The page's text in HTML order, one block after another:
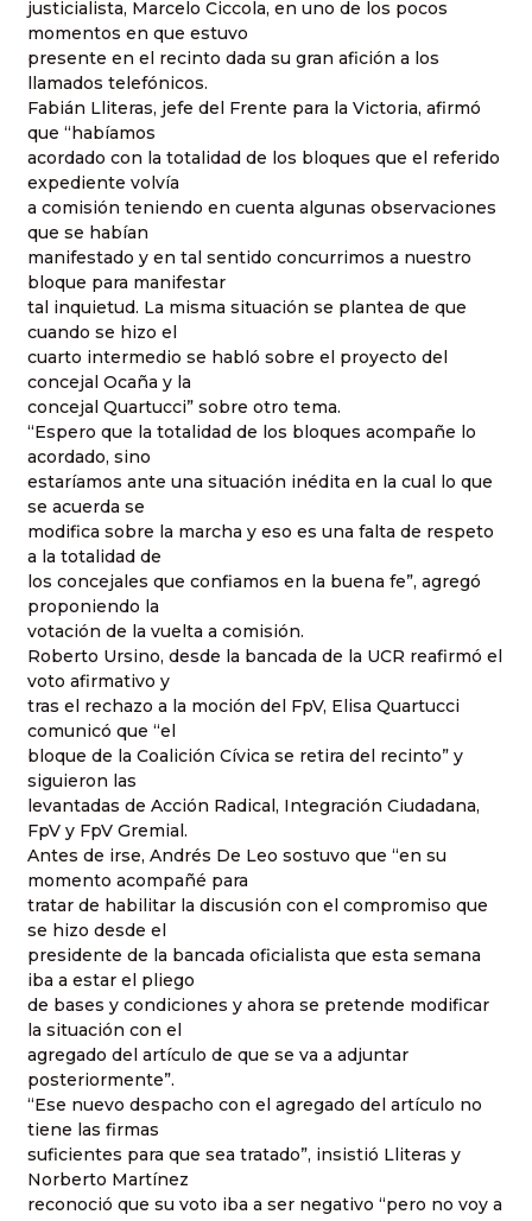
justicialista, Marcelo Ciccola, en uno de los pocos
momentos en que estuvo
presente en el recinto dada su gran afición a los
llamados telefónicos.
Fabián Lliteras, jefe del Frente para la Victoria, afirmó
que “habíamos
acordado con la totalidad de los bloques que el referido
expediente volvía
a comisión teniendo en cuenta algunas observaciones
que se habían
manifestado y en tal sentido concurrimos a nuestro
bloque para manifestar
tal inquietud. La misma situación se plantea de que
cuando se hizo el
cuarto intermedio se habló sobre el proyecto del
concejal Ocaña y la
concejal Quartucci” sobre otro tema.
“Espero que la totalidad de los bloques acompañe lo
acordado, sino
estaríamos ante una situación inédita en la cual lo que
se acuerda se
modifica sobre la marcha y eso es una falta de respeto
a la totalidad de
los concejales que confiamos en la buena fe”, agregó
proponiendo la
votación de la vuelta a comisión.
Roberto Ursino, desde la bancada de la UCR reafirmó el
voto afirmativo y
tras el rechazo a la moción del FpV, Elisa Quartucci
comunicó que “el
bloque de la Coalición Cívica se retira del recinto” y
siguieron las
levantadas de Acción Radical, Integración Ciudadana,
FpV y FpV Gremial.
Antes de irse, Andrés De Leo sostuvo que “en su
momento acompañé para
tratar de habilitar la discusión con el compromiso que
se hizo desde el
presidente de la bancada oficialista que esta semana
iba a estar el pliego
de bases y condiciones y ahora se pretende modificar
la situación con el
agregado del artículo de que se va a adjuntar
posteriormente”.
“Ese nuevo despacho con el agregado del artículo no
tiene las firmas
suficientes para que sea tratado”, insistió Lliteras y
Norberto Martínez
reconoció que su voto iba a ser negativo “pero no voy a